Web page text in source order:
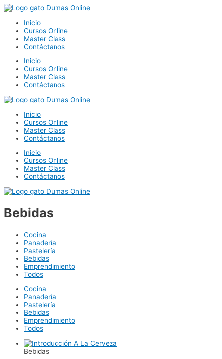
Ir
contenido
Inicio
Cursos Online
Master Class
Contáctanos
Inicio
Cursos Online
Master Class
Contáctanos
Inicio
Cursos Online
Master Class
Contáctanos
Inicio
Cursos Online
Master Class
Contáctanos
Bebidas
Cocina
Panadería
Pastelería
Bebidas
Emprendimiento
Todos
Cocina
Panadería
Pastelería
Bebidas
Emprendimiento
Todos
Bebidas